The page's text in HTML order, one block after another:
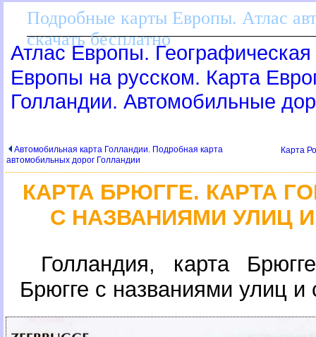
Подробные карты Европы. Атлас
скачать бесплатно
Атлас Европы. Географическая
Европы на русском. Карта
Голландии. Автомобильные
Автомобильная карта Голландии. Подробная карта
автомобильных дорог Голландии
Карта
КАРТА БРЮГГЕ. КАРТА
С НАЗВАНИЯМИ УЛИЦ
Голландия, карта
Брюгге с названиями улиц и